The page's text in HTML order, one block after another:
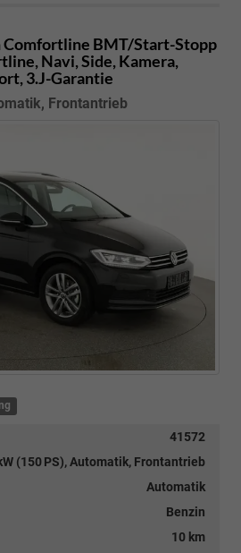
Comfortline BMT/Start-Stopp
Navi, Side, Kamera,
3.J-Garantie
Frontantrieb
41572
(150 PS), Automatik, Frontantrieb
Automatik
Benzin
10 km